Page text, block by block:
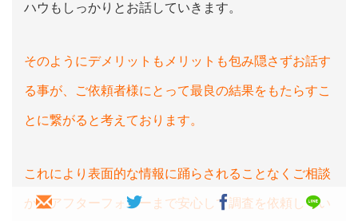
ハウもしっかりとお話していきます。
そのようにデメリットもメリットも包み隠さずお話す
る事が、ご依頼者様にとって最良の結果をもたらすこ
とに繋がると考えております。
これにより表面的な情報に踊らされることなくご相談
からアフターフォローまで安心して調査を依頼してい